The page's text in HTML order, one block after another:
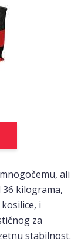
ali
36 kilograma,
i
za
stabilnost.